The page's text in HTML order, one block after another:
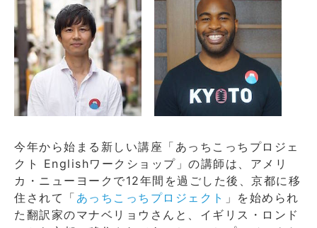
今年から始まる新しい講座「あっちこっちプロジェ
クト Englishワークショップ」の講師は、アメリ
カ・ニューヨークで12年間を過ごした後、京都に移
住されて「 あっちこっちプロジェクト 」を始められ
た翻訳家のマナベリョウさんと、イギリス・ロンド